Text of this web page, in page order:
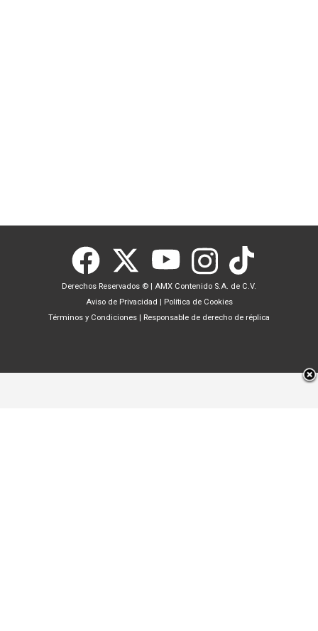
Derechos Reservados © | AMX Contenido S.A. de C.V.
Aviso de Privacidad | Política de Cookies
Términos y Condiciones | Responsable de derecho de réplica